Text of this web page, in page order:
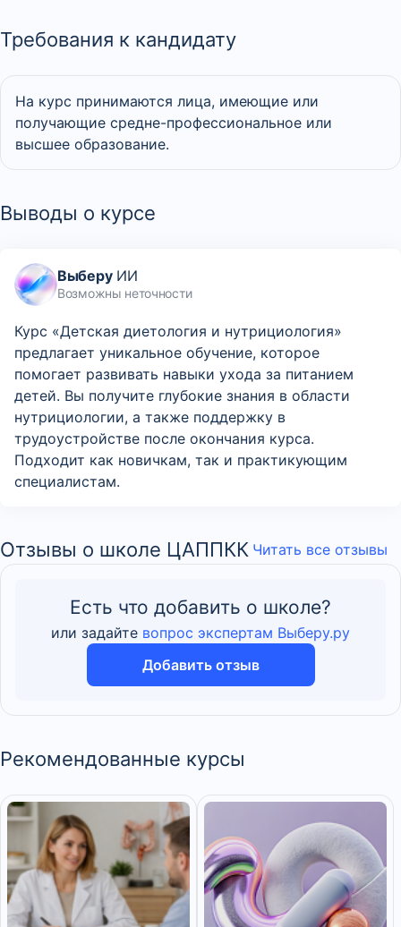
Требования к кандидату
На курс принимаются лица, имеющие или
получающие средне-профессиональное или
высшее образование.
Выводы о курсе
ВыберуИИ
Возможны неточности
Курс «Детская диетология и нутрициология»
предлагает уникальное обучение, которое
помогает развивать навыки ухода за питанием
детей. Вы получите глубокие знания в области
нутрициологии, а также поддержку в
трудоустройстве после окончания курса.
Подходит как новичкам, так и практикующим
специалистам.
Отзывы о школе ЦАППКК Читать все отзывы
Есть что добавить о школе?
или задайте вопрос экспертам Выберу.ру
Добавить отзыв
Рекомендованные курсы